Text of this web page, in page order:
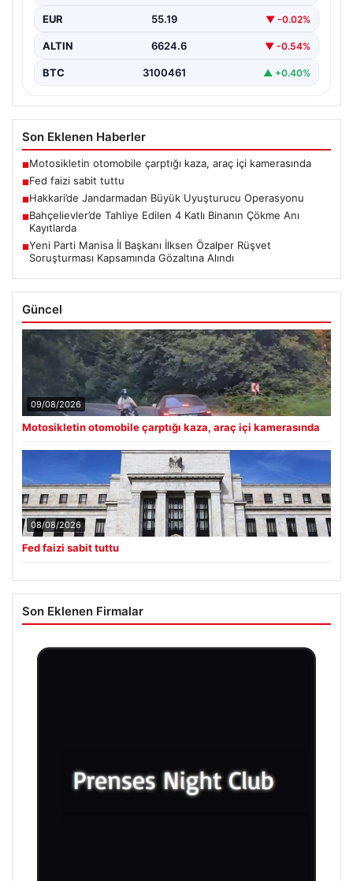
EUR 55.19 ▼ -0.02%
ALTIN 6624.6 ▼ -0.54%
BTC 3100461 ▲ +0.40%
Son Eklenen Haberler
■Motosikletin otomobile çarptığı kaza, araç içi kamerasında
■Fed faizi sabit tuttu
■Hakkari’de Jandarmadan Büyük Uyuşturucu Operasyonu
■Bahçelievler’de Tahliye Edilen 4 Katlı Binanın Çökme Anı
Kayıtlarda
■Yeni Parti Manisa İl Başkanı İlksen Özalper Rüşvet
Soruşturması Kapsamında Gözaltına Alındı
Güncel
09/08/2026
Motosikletin otomobile çarptığı kaza, araç içi kamerasında
08/08/2026
Fed faizi sabit tuttu
Son Eklenen Firmalar